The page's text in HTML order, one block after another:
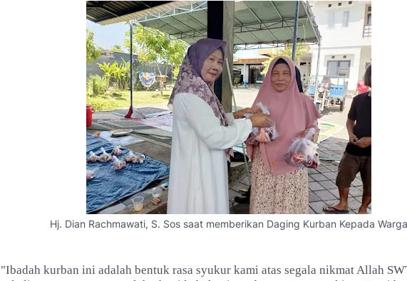
Hj. Dian Rachmawati, S. Sos saat memberikan Daging Kurban Kepada Warga
"Ibadah kurban ini adalah bentuk rasa syukur kami atas segala nikmat Allah